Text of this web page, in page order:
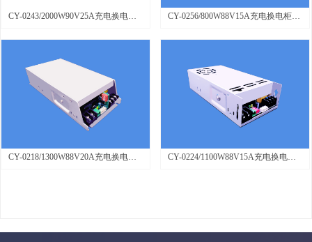
CY-0243/2000W90V25A充电换电柜
CY-0256/800W88V15A充电换电柜充
CY-0218/1300W88V20A充电换电柜
CY-0224/1100W88V15A充电换电柜